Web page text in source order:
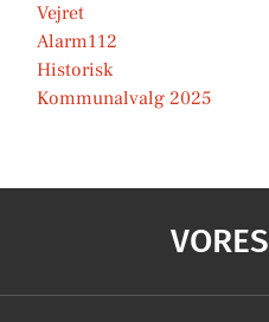
Vejret
Alarm112
Historisk
Kommunalvalg 2025
VORES